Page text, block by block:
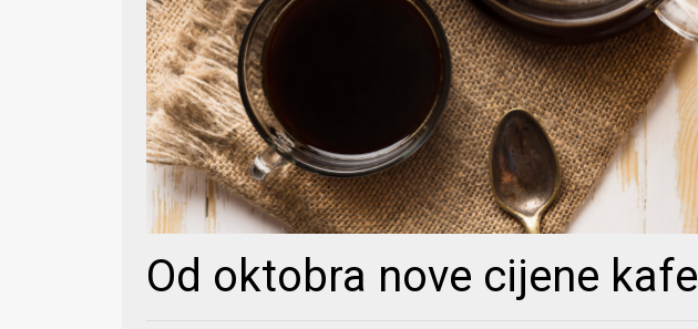
Od oktobra nove cijene kafe